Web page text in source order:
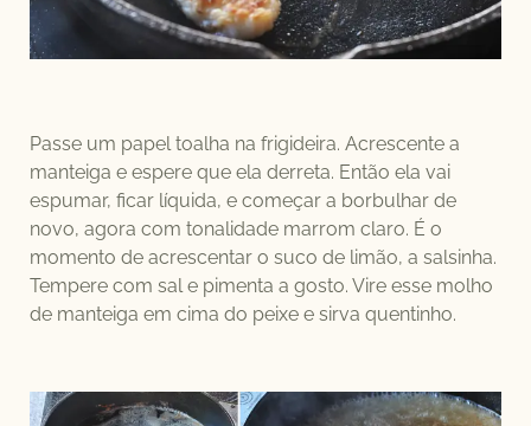
Passe um papel toalha na frigideira. Acrescente a
manteiga e espere que ela derreta. Então ela vai
espumar, ficar líquida, e começar a borbulhar de
novo, agora com tonalidade marrom claro. É o
momento de acrescentar o suco de limão, a salsinha.
Tempere com sal e pimenta a gosto. Vire esse molho
de manteiga em cima do peixe e sirva quentinho.